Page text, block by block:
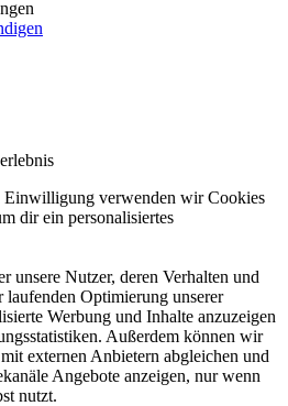
verwenden wir Cookies
dir ein personalisiertes
unsere Nutzer, deren Verhalten und
Optimierung unserer
Werbung und Inhalte anzuzeigen
Außerdem können wir
externen Anbietern abgleichen und
Angebote anzeigen, nur wenn
nutzt.